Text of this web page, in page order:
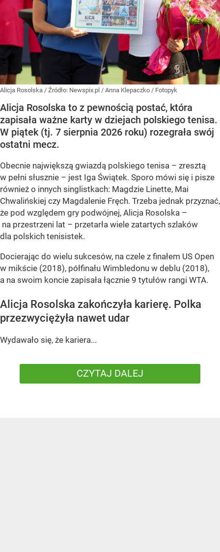
Alicja Rosolska / Źródło: Newspix.pl / Anna Klepaczko / Fotopyk
Alicja Rosolska to z pewnością postać, która
zapisała ważne karty w dziejach polskiego tenisa.
W piątek (tj. 7 sierpnia 2026 roku) rozegrała swój
ostatni mecz.
Obecnie największą gwiazdą polskiego tenisa – zresztą
w pełni słusznie – jest Iga Świątek. Sporo mówi się i pisze
również o innych singlistkach: Magdzie Linette, Mai
Chwalińskiej czy Magdalenie Fręch. Trzeba jednak przyznać,
że pod względem gry podwójnej, Alicja Rosolska –
na przestrzeni lat – przetarła wiele zatartych szlaków
dla polskich tenisistek.
Docierając do wielu sukcesów, na czele z finałem US Open
w mikście (2018), półfinału Wimbledonu w deblu (2018),
a na swoim koncie zapisała łącznie 9 tytułów rangi WTA.
Alicja Rosolska zakończyła karierę. Polka
przezwyciężyła nawet udar
Wydawało się, że kariera...
CZYTAJ DALEJ